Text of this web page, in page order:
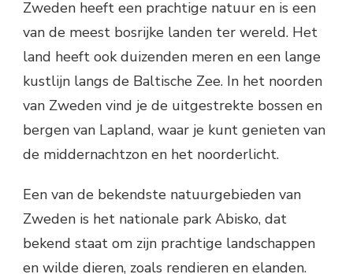
Zweden heeft een prachtige natuur en is een
van de meest bosrijke landen ter wereld. Het
land heeft ook duizenden meren en een lange
kustlijn langs de Baltische Zee. In het noorden
van Zweden vind je de uitgestrekte bossen en
bergen van Lapland, waar je kunt genieten van
de middernachtzon en het noorderlicht.
Een van de bekendste natuurgebieden van
Zweden is het nationale park Abisko, dat
bekend staat om zijn prachtige landschappen
en wilde dieren, zoals rendieren en elanden.